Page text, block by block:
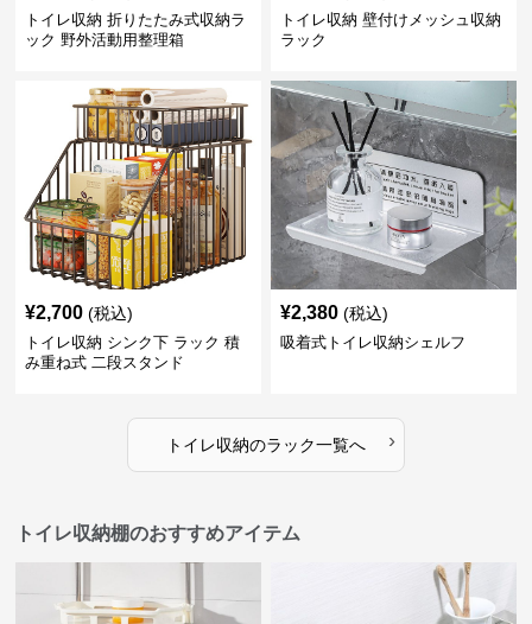
トイレ収納 折りたたみ式収納ラ
ック 野外活動用整理箱
トイレ収納 壁付けメッシュ収納
ラック
¥2,700 (税込)
トイレ収納 シンク下 ラック 積
み重ね式 二段スタンド
¥2,380 (税込)
吸着式トイレ収納シェルフ
トイレ収納のラック一覧へ ›
トイレ収納棚のおすすめアイテム